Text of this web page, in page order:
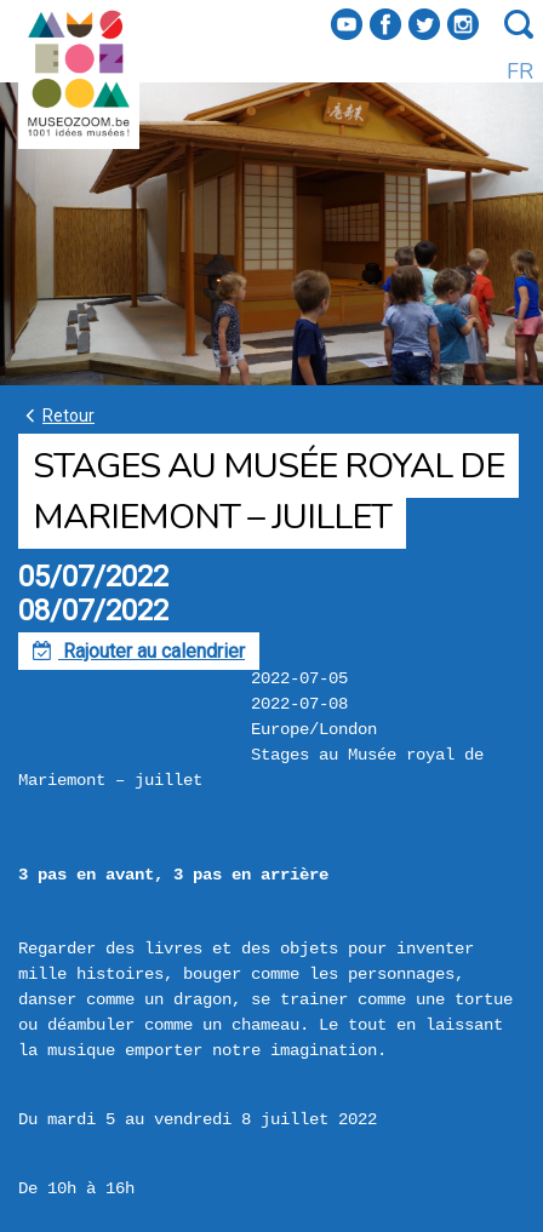
f a b e
FR
k Retour
STAGES AU MUSÉE ROYAL DE
MARIEMONT – JUILLET
05/07/2022
08/07/2022
F Rajouter au calendrier
2022-07-05
2022-07-08
Europe/London
Stages au Musée royal de
Mariemont – juillet
3 pas en avant, 3 pas en arrière
Regarder des livres et des objets pour inventer
mille histoires, bouger comme les personnages,
danser comme un dragon, se trainer comme une tortue
ou déambuler comme un chameau. Le tout en laissant
Du mardi 5 au vendredi 8 juillet 2022
De 10h à 16h